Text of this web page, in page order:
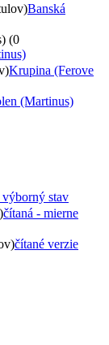
Banská
(0
Krupina (Ferove
(Martinus)
výborný stav
čítaná - mierne
čítané verzie